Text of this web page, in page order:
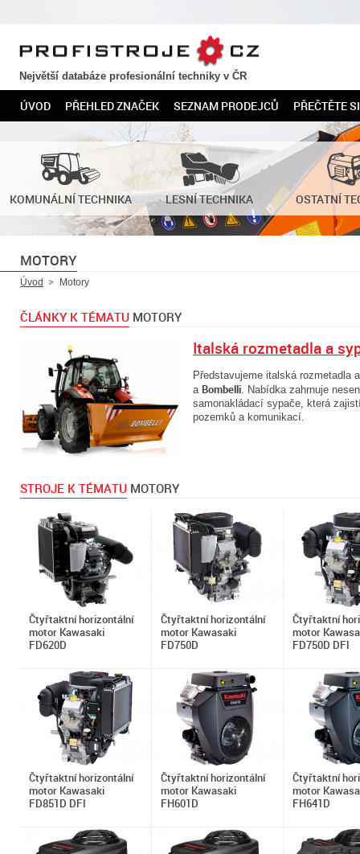
PROFISTROJE.CZ
Největší databáze profesionální techniky v ČR
ÚVOD PŘEHLED ZNAČEK SEZNAM PRODEJCŮ PŘEČTĚTE SI
KOMUNÁLNÍ TECHNIKA LESNÍ TECHNIKA OSTATNÍ
MOTORY
Úvod Motory
ČLÁNKY K TÉMATU MOTORY
Italská rozmetadla a
Představujeme italská rozmetadla
a Bombelli. Nabídka zahrnuje
samonakládací sypače, která
pozemků a komunikací.
STROJE K TÉMATU MOTORY
Čtyřtaktní horizontální
motor Kawasaki
FD620D
Čtyřtaktní horizontální
motor Kawasaki
FD750D
Čtyřtaktní
motor
FD750D DFI
Čtyřtaktní horizontální
motor Kawasaki
FD851D DFI
Čtyřtaktní horizontální
motor Kawasaki
FH601D
Čtyřtaktní
motor
FH641D